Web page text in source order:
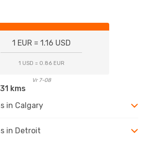
1 EUR = 1.16 USD
1 USD = 0.86 EUR
Vr 7-08
kms
in Calgary
in Detroit